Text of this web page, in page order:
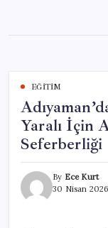
content
EĞITIM
Yaralı İçin
Seferberliği
By Ece Kurt
30 Nisan 2026